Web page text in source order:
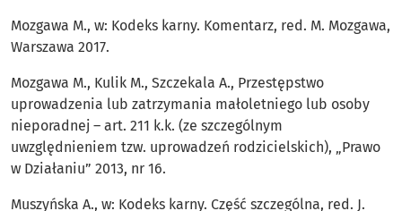
Mozgawa M., w: Kodeks karny. Komentarz, red. M. Mozgawa,
Warszawa 2017.
Mozgawa M., Kulik M., Szczekala A., Przestępstwo
uprowadzenia lub zatrzymania małoletniego lub osoby
nieporadnej – art. 211 k.k. (ze szczególnym
uwzględnieniem tzw. uprowadzeń rodzicielskich), „Prawo
w Działaniu” 2013, nr 16.
Muszyńska A., w: Kodeks karny. Część szczególna, red. J.